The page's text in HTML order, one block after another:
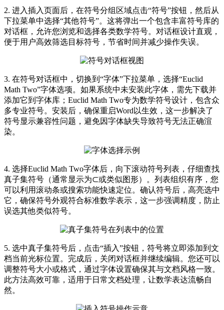
2. 进入插入页面后，在符号分组区域点击“符号”按钮，然后从
下拉菜单中选择“其他符号”。这将弹出一个包含丰富符号库的
对话框，允许您浏览和选择各类数学符号。对话框设计直观，
便于用户高效筛选目标符号，节省时间并减少操作失误。
3. 在符号对话框中，切换到“字体”下拉菜单，选择“Euclid
Math Two”字体选项。如果系统中未安装此字体，需先下载并
添加它到字体库；Euclid Math Two专为数学符号设计，包含众
多专业符号。安装后，确保重启Word以生效，这一步解决了
符号显示兼容性问题，避免因字体缺失导致符号无法正确渲
染。
4. 选择Euclid Math Two字体后，向下滚动符号列表，仔细查找
真子集符号（通常显示为⊂或类似图形）。列表组织有序，您
可以利用滚动条或搜索功能快速定位。确认符号后，高亮选中
它，确保符号外观符合标准数学表示，这一步强调精度，防止
误选其他类似符号。
5. 选中真子集符号后，点击“插入”按钮，符号将立即添加到文
档当前光标位置。完成后，关闭对话框并继续编辑。您还可以
调整符号大小或格式，通过字体设置确保其与文档风格一致。
此方法高效可靠，适用于日常文档处理，让数学表达流畅自
然。